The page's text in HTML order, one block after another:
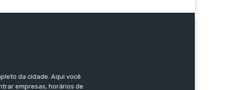
da cidade. Aqui você
empresas, horários de